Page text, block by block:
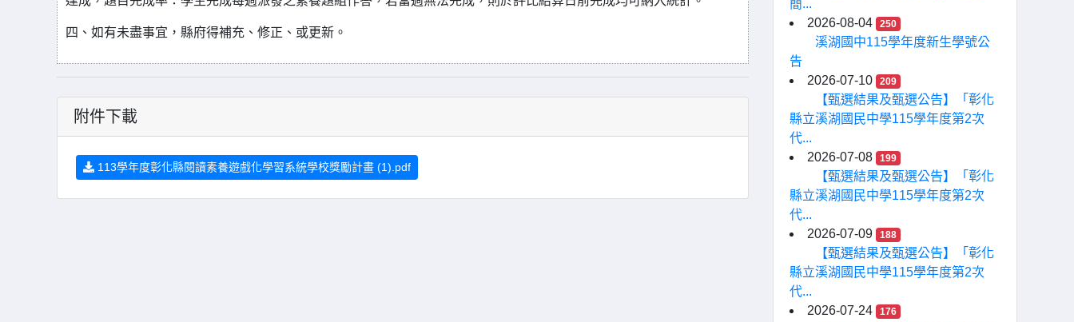
四、如有未盡事宜，縣府得補充、修正、或更新。
附件下載
113學年度彰化縣閱讀素養遊戲化學習系統學校獎勵計畫 (1).pdf
簡...
2026-08-04
250
溪湖國中115學年度新生學號公
告
2026-07-10
209
【甄選結果及甄選公告】「彰化
縣立溪湖國民中學115學年度第2次
代...
2026-07-08
199
【甄選結果及甄選公告】「彰化
縣立溪湖國民中學115學年度第2次
代...
2026-07-09
188
【甄選結果及甄選公告】「彰化
縣立溪湖國民中學115學年度第2次
代...
2026-07-24
176